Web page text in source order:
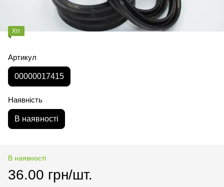
Хіт
Артикул
00000017415
Наявність
В наявності
В наявності
36.00 грн/шт.